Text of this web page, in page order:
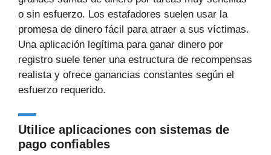
o sin esfuerzo. Los estafadores suelen usar la
promesa de dinero fácil para atraer a sus víctimas.
Una aplicación legítima para ganar dinero por
registro suele tener una estructura de recompensas
realista y ofrece ganancias constantes según el
esfuerzo requerido.
Utilice aplicaciones con sistemas de
pago confiables